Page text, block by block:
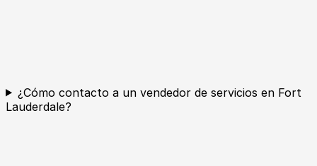
¿Cómo contacto a un vendedor de servicios en Fort
Lauderdale?